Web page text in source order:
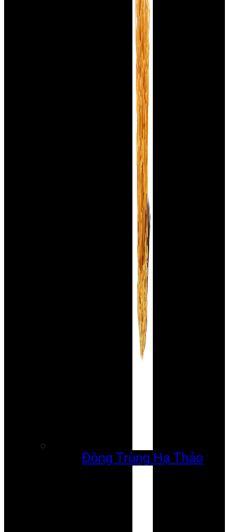
Đông Trùng Hạ Thảo